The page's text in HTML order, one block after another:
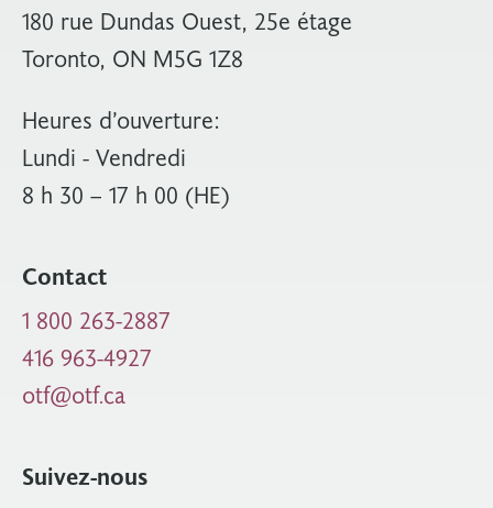
180 rue Dundas Ouest, 25e étage
Toronto, ON M5G 1Z8
Heures d’ouverture:
Lundi - Vendredi
8 h 30 – 17 h 00 (HE)
Contact
1 800 263-2887
416 963-4927
otf@otf.ca
Suivez-nous